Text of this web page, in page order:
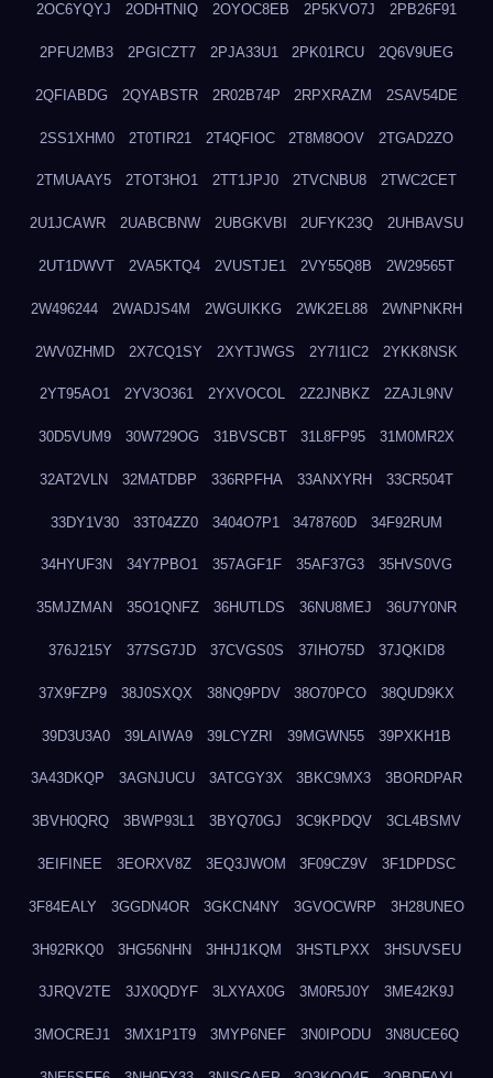
2OC6YQYJ 2ODHTNIQ 2OYOC8EB 2P5KVO7J 2PB26F91
2PFU2MB3 2PGICZT7 2PJA33U1 2PK01RCU 2Q6V9UEG
2QFIABDG 2QYABSTR 2R02B74P 2RPXRAZM 2SAV54DE
2SS1XHM0 2T0TIR21 2T4QFIOC 2T8M8OOV 2TGAD2ZO
2TMUAAY5 2TOT3HO1 2TT1JPJ0 2TVCNBU8 2TWC2CET
2U1JCAWR 2UABCBNW 2UBGKVBI 2UFYK23Q 2UHBAVSU
2UT1DWVT 2VA5KTQ4 2VUSTJE1 2VY55Q8B 2W29565T
2W496244 2WADJS4M 2WGUIKKG 2WK2EL88 2WNPNKRH
2WV0ZHMD 2X7CQ1SY 2XYTJWGS 2Y7I1IC2 2YKK8NSK
2YT95AO1 2YV3O361 2YXVOCOL 2Z2JNBKZ 2ZAJL9NV
30D5VUM9 30W729OG 31BVSCBT 31L8FP95 31M0MR2X
32AT2VLN 32MATDBP 336RPFHA 33ANXYRH 33CR504T
33DY1V30 33T04ZZ0 3404O7P1 3478760D 34F92RUM
34HYUF3N 34Y7PBO1 357AGF1F 35AF37G3 35HVS0VG
35MJZMAN 35O1QNFZ 36HUTLDS 36NU8MEJ 36U7Y0NR
376J215Y 377SG7JD 37CVGS0S 37IHO75D 37JQKID8
37X9FZP9 38J0SXQX 38NQ9PDV 38O70PCO 38QUD9KX
39D3U3A0 39LAIWA9 39LCYZRI 39MGWN55 39PXKH1B
3A43DKQP 3AGNJUCU 3ATCGY3X 3BKC9MX3 3BORDPAR
3BVH0QRQ 3BWP93L1 3BYQ70GJ 3C9KPDQV 3CL4BSMV
3EIFINEE 3EORXV8Z 3EQ3JWOM 3F09CZ9V 3F1DPDSC
3F84EALY 3GGDN4OR 3GKCN4NY 3GVOCWRP 3H28UNEO
3H92RKQ0 3HG56NHN 3HHJ1KQM 3HSTLPXX 3HSUVSEU
3JRQV2TE 3JX0QDYF 3LXYAX0G 3M0R5J0Y 3ME42K9J
3MOCREJ1 3MX1P1T9 3MYP6NEF 3N0IPODU 3N8UCE6Q